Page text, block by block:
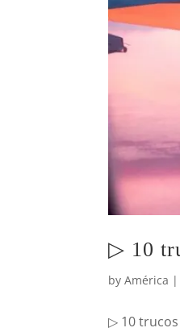
▷ 10
byAmérica |
▷ 10